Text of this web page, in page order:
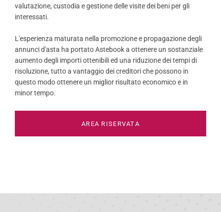
valutazione, custodia e gestione delle visite dei beni per gli
interessati.
L'esperienza maturata nella promozione e propagazione degli
annunci d'asta ha portato Astebook a ottenere un sostanziale
aumento degli importi ottenibili ed una riduzione dei tempi di
risoluzione, tutto a vantaggio dei creditori che possono in
questo modo ottenere un miglior risultato economico e in
minor tempo.
AREA RISERVATA